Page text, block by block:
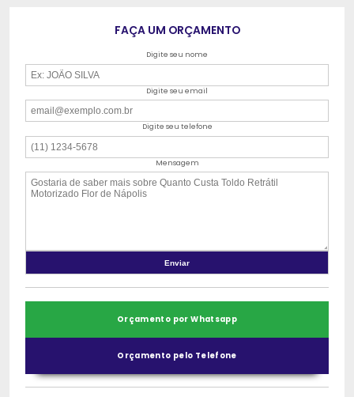
FAÇA UM ORÇAMENTO
Digite seu nome
Digite seu email
Digite seu telefone
Mensagem
Orçamento por Whatsapp
Orçamento pelo Telefone